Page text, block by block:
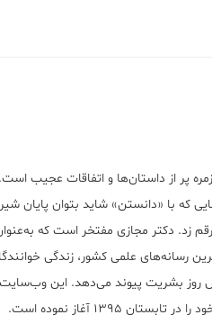
پر از داستان‌ها و اتفاقات عجیب است.
که با «دانستن» شاید بتوان پایان
زد. دکتر مجازی مفتخر است که
رسانه‌های علمی کشور، زندگی
روز بشریت پیوند می‌دهد. این وب‌سایت
تابستان ۱۳۹۵ آغاز نموده است.